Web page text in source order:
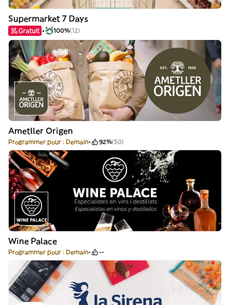
Supermarket 7 Days
Gratuit 100%(12)
Ametller Origen
Programmer pour : Demain 92%(50)
Wine Palace
Programmer pour : Demain --